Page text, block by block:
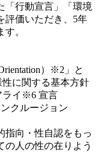
行動宣言」「環境
評価いただき、5年
。
）※2」と
性に関する基本方針
ライ※6 宣言
クルージョン
向・性自認をもっ
の人の性の在りよう